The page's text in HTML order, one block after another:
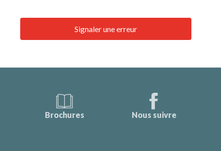
Signaler une erreur
Brochures Nous suivre